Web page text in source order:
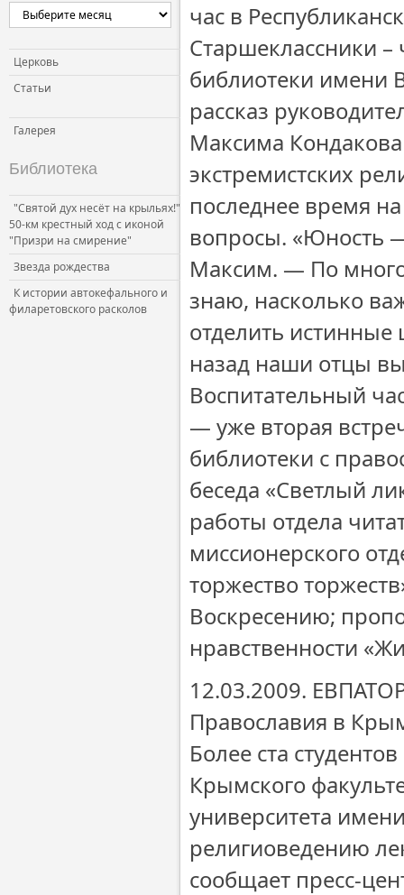
Церковь
Статьи
Галерея
Библиотека
"Святой дух несёт на крыльях!"
50-км крестный ход с иконой
"Призри на смирение"
Звезда рождества
К истории автокефального и
филаретовского расколов
час в
Старшеклассники –
библиотеки имени
рассказ
Максима
экстремистских
последнее время
вопросы. «Юность
Максим. — По
знаю, насколько
отделить
назад наши отцы
Воспитательный
— уже вторая
библиотеки с
беседа «Светлый
работы отдела
миссионерского
торжество
Воскресению;
нравственности
12.03.2009.
Православия в
Более ста
Крымского
университета
религиоведению
сообщает пресс-